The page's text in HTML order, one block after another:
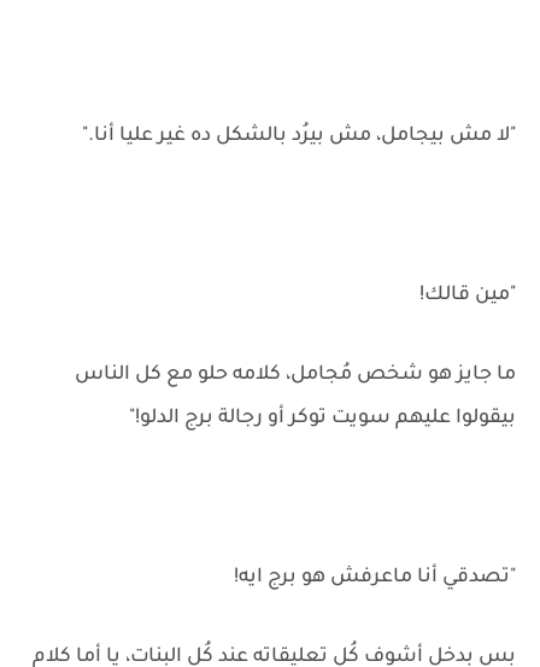
"لا مش بيجامل، مش بيرُد بالشكل ده غير عليا أنا."
"مين قالك!
ما جايز هو شخص مُجامل، كلامه حلو مع كل الناس
بيقولوا عليهم سويت توكر أو رجالة برج الدلو!"
"تصدقي أنا ماعرفش هو برج ايه!
بس بدخل أشوف كُل تعليقاته عند كُل البنات، يا أما كلام